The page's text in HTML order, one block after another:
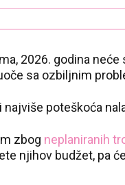
2026. godina
sa ozbiljnim
poteškoća
zbog neplaniranih
njihov budžet, pa